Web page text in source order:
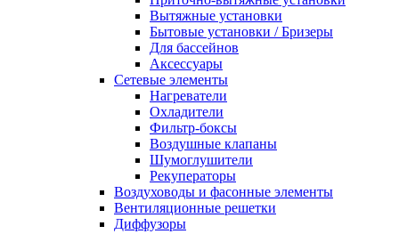
Вытяжные установки
Бытовые установки / Бризеры
Для бассейнов
Аксессуары
Сетевые элементы
Нагреватели
Охладители
Фильтр-боксы
Воздушные клапаны
Шумоглушители
Рекуператоры
Воздуховоды и фасонные элементы
Вентиляционные решетки
Диффузоры